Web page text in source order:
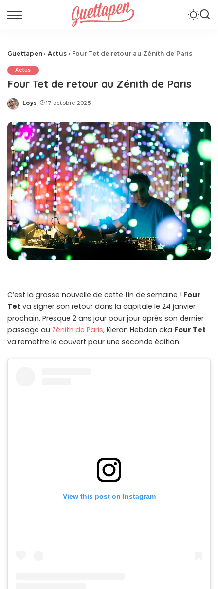
Guettapen › Actus › Four Tet de retour au Zénith de Paris
Actus
Four Tet de retour au Zénith de Paris
Posted
Loys 17 octobre 2025
C’est la grosse nouvelle de cette fin de semaine ! Four
Tet va signer son retour dans la capitale le 24 janvier
prochain. Presque 2 ans jour pour jour après son dernier
passage au Zénith de Paris, Kieran Hebden aka Four Tet
va remettre le couvert pour une seconde édition.
View this post on Instagram